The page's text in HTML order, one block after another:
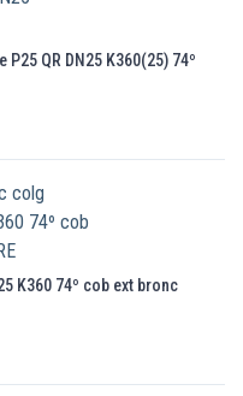
P25 QR DN25 K360(25) 74º
K360 74º cob ext bronc